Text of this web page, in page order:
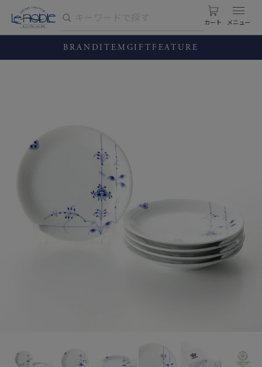
カート
BRANDITEM GIFT FEATURE